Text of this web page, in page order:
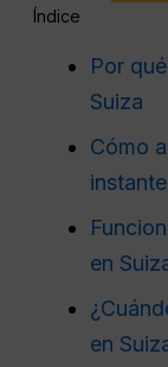
Índice
Por
Suiza
Cómo
instante
en
en